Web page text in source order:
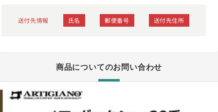
送付先情報 氏名 郵便番号 送付先住所
商品についてのお問い合わせ